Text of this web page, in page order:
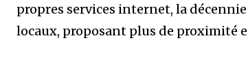
propres services internet, la
locaux, proposant plus de proximité